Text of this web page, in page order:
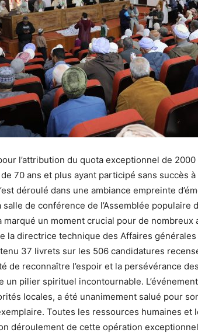
l’attribution du quota exceptionnel de
70 ans et plus ayant participé sans succès
déroulé dans une ambiance empreinte
salle de conférence de l’Assemblée populaire
marqué un moment crucial pour de nombreux
la directrice technique des Affaires
37 livrets sur les 506 candidatures
de reconnaître l’espoir et la persévérance
un pilier spirituel incontournable.
locales, a été unanimement salué pour
Toutes les ressources humaines
déroulement de cette opération